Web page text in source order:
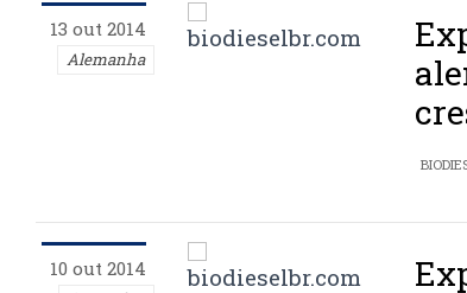
13 out 2014
Alemanha
10 out 2014